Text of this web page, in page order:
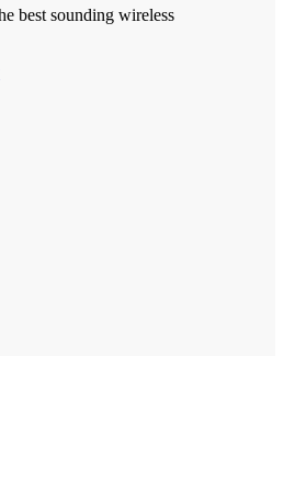
best sounding wireless